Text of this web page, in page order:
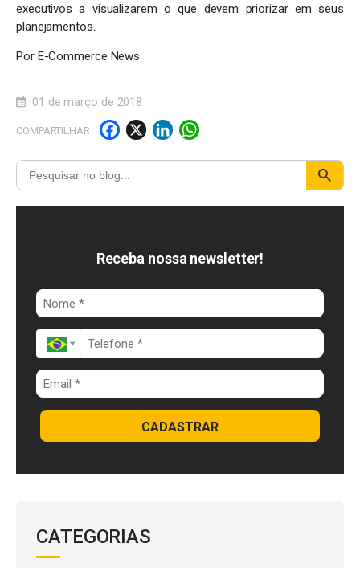
executivos a visualizarem o que devem priorizar em seus
planejamentos.
Por E-Commerce News
01 de março de 2018
COMPARTILHAR
F
a
c
e
o
o
k
X Li
n
k
e
I
n
W
h
a
t
A
p
p
Receba nossa newsletter!
CADASTRAR
CATEGORIAS